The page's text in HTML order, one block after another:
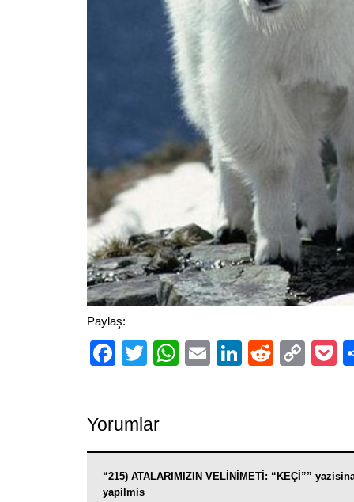
Paylaş:
Facebook
TwitterWhatsApp
EmailLinkedIn
Reddit
Yorumlar
“215) ATALARIMIZIN VELİNİMETİ: “KEÇİ””
yapilmis